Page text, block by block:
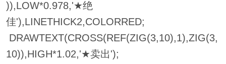
)),LOW*0.978,'★绝
佳'),LINETHICK2,COLORRED;
DRAWTEXT(CROSS(REF(ZIG(3,10),1),ZIG(3,
10)),HIGH*1.02,'★卖出');